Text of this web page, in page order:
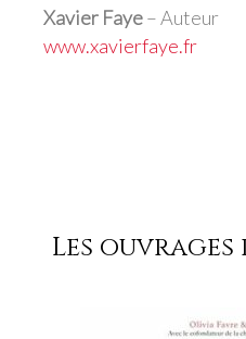
Xavier Faye– Auteur
www.xavierfaye.fr
Les ouvrages